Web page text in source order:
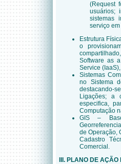
(Request
usuários;
sistemas
serviço
Estrutura
o
Software as
Service
Sistemas
no Sistema
destacando-
Ligações; a
especifica,
Computação
GIS –
de Operação,
Cadastro
Comercial.
III. PLANO DE